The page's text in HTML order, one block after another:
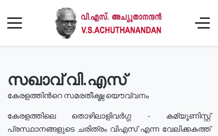
സഖാവ് വി.എസ്
കേരളത്തിൻറെ സമരതീക്ഷ്ണ യൌവ്വനം
കേരളത്തിലെ തൊഴിലാളിവർഗ്ഗ - കമ്യൂണിസ്റ്റ്
പ്രസ്ഥാനങ്ങളുടെ ചരിത്രം വിഎസ് എന്ന വേലിക്കകത്ത്